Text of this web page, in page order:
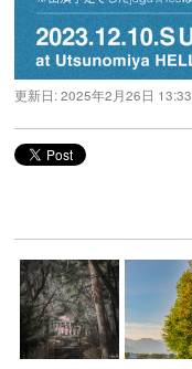
更新日:2025年2月26日 13:33